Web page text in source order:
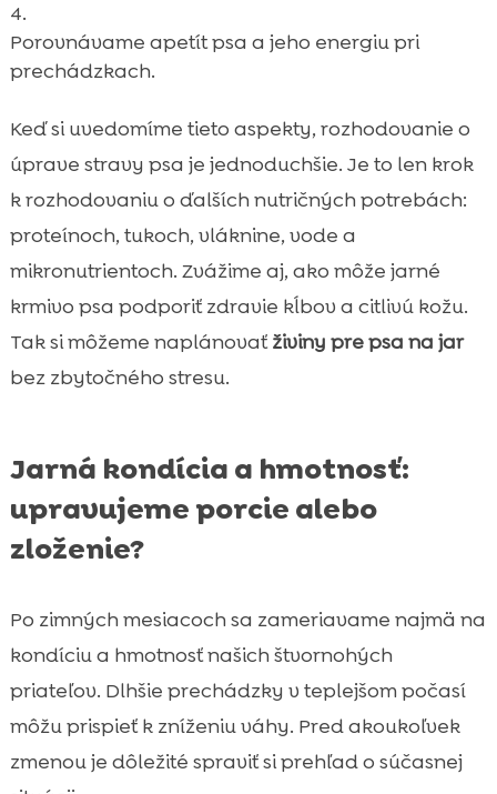
Porovnávame apetít psa a jeho energiu pri
prechádzkach.
Keď si uvedomíme tieto aspekty, rozhodovanie o
úprave stravy psa je jednoduchšie. Je to len krok
k rozhodovaniu o ďalších nutričných potrebách:
proteínoch, tukoch, vláknine, vode a
mikronutrientoch. Zvážime aj, ako môže jarné
krmivo psa podporiť zdravie kĺbov a citlivú kožu.
Tak si môžeme naplánovaťživiny pre psa na jar
bez zbytočného stresu.
Jarná kondícia a hmotnosť:
upravujeme porcie alebo
zloženie?
Po zimných mesiacoch sa zameriavame najmä na
kondíciu a hmotnosť našich štvornohých
priateľov. Dlhšie prechádzky v teplejšom počasí
môžu prispieť k zníženiu váhy. Pred akoukoľvek
zmenou je dôležité spraviť si prehľad o súčasnej